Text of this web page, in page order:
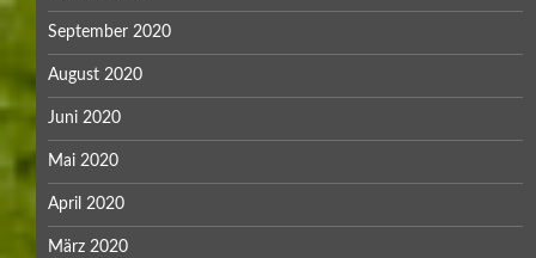
September 2020
August 2020
Juni 2020
Mai 2020
April 2020
März 2020